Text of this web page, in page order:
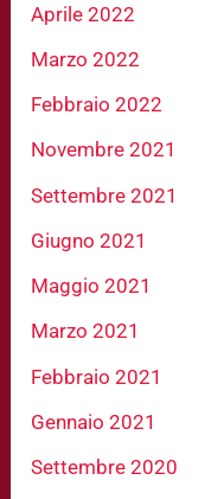
Aprile 2022
Marzo 2022
Febbraio 2022
Novembre 2021
Settembre 2021
Giugno 2021
Maggio 2021
Marzo 2021
Febbraio 2021
Gennaio 2021
Settembre 2020